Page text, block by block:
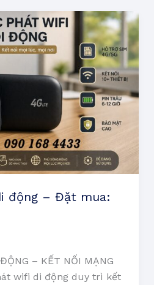
động – Đặt mua:
– KẾT NỐI MẠNG
wifi di động duy trì kết